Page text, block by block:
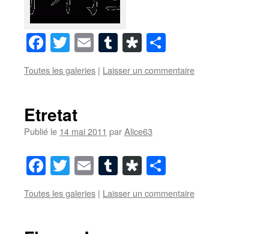
Facebook
Twitter
EmailTumblrDiaspora
Toutes les galeries | Laisser un commentaire
Etretat
Publié le 14 mai 2011 parAlice63
Facebook
Twitter
EmailTumblrDiaspora
Toutes les galeries | Laisser un commentaire